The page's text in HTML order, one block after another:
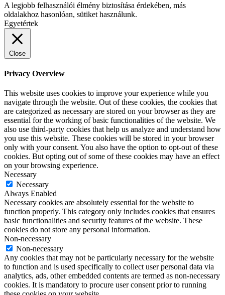
A legjobb felhasználói élmény biztosítása érdekében, más
oldalakhoz hasonlóan, sütiket használunk.
Egyetértek
Close
Privacy Overview
This website uses cookies to improve your experience while you
navigate through the website. Out of these cookies, the cookies that
are categorized as necessary are stored on your browser as they are
essential for the working of basic functionalities of the website. We
also use third-party cookies that help us analyze and understand how
you use this website. These cookies will be stored in your browser
only with your consent. You also have the option to opt-out of these
cookies. But opting out of some of these cookies may have an effect
on your browsing experience.
Necessary
Necessary
Always Enabled
Necessary cookies are absolutely essential for the website to
function properly. This category only includes cookies that ensures
basic functionalities and security features of the website. These
cookies do not store any personal information.
Non-necessary
Non-necessary
Any cookies that may not be particularly necessary for the website
to function and is used specifically to collect user personal data via
analytics, ads, other embedded contents are termed as non-necessary
cookies. It is mandatory to procure user consent prior to running